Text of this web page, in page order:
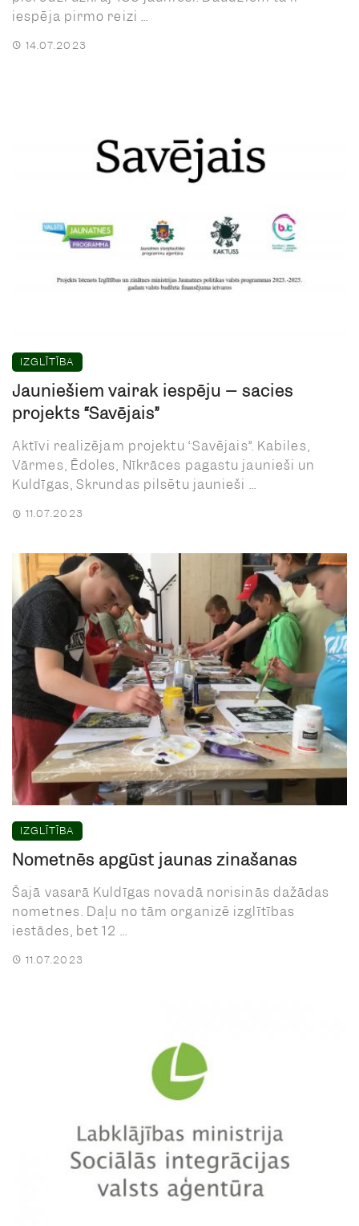
iespēja pirmo reizi ...
14.07.2023
IZGLĪTĪBA
Jauniešiem vairāk iespēju – sācies
projekts “Savējais”
Aktīvi realizējam projektu “Savējais”. Kabiles,
Vārmes, Ēdoles, Nīkrāces pagastu jaunieši un
Kuldīgas, Skrundas pilsētu jaunieši ...
11.07.2023
IZGLĪTĪBA
Nometnēs apgūst jaunas zināšanas
Šajā vasarā Kuldīgas novadā norisinās dažādas
nometnes. Daļu no tām organizē izglītības
iestādes, bet 12 ...
11.07.2023